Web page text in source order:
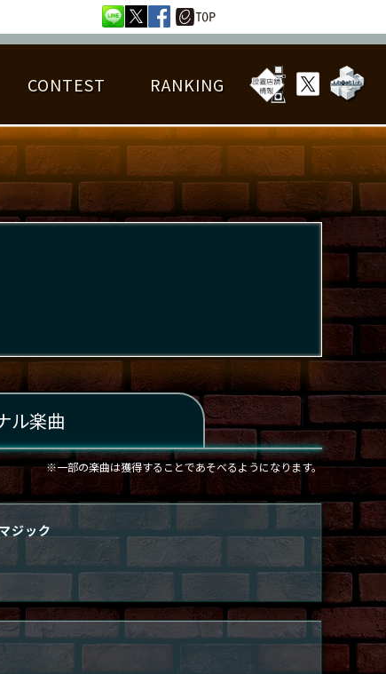
楽曲データ 詳細楽曲データ
ろチャレンジ EDIT譜面
フレンドリスト
CONTEST RANKING
BEST SCORE RANKING
ル楽曲
※一部の楽曲は獲得することであそべるようになります。
ジック